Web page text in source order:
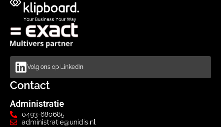
Volg ons op LinkedIn
Contact
Administratie
0493-680685
administratie@unidis.nl